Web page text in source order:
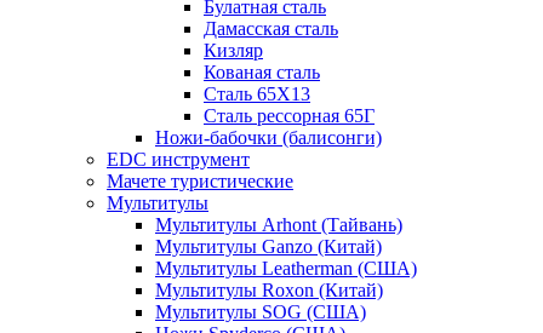
Булатная сталь
Дамасская сталь
Кизляр
Кованая сталь
Сталь 65Х13
Сталь рессорная 65Г
Ножи-бабочки (балисонги)
EDC инструмент
Мачете туристические
Мультитулы
Мультитулы Arhont (Тайвань)
Мультитулы Ganzo (Китай)
Мультитулы Leatherman (США)
Мультитулы Roxon (Китай)
Мультитулы SOG (США)